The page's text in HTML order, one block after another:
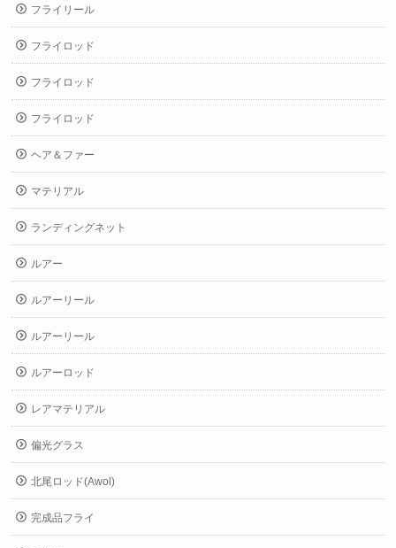
フライリール
フライロッド
フライロッド
フライロッド
ヘア＆ファー
マテリアル
ランディングネット
ルアー
ルアーリール
ルアーリール
ルアーロッド
レアマテリアル
偏光グラス
北尾ロッド(Awol)
完成品フライ